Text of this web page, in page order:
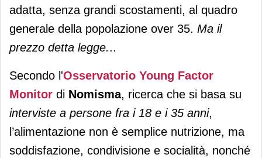
adatta, senza grandi scostamenti, al quadro
generale della popolazione over 35. Ma il
prezzo detta legge...
Secondo l'Osservatorio Young Factor
Monitor di Nomisma, ricerca che si basa su
interviste a persone fra i 18 e i 35 anni,
l’alimentazione non è semplice nutrizione, ma
soddisfazione, condivisione e socialità, nonché